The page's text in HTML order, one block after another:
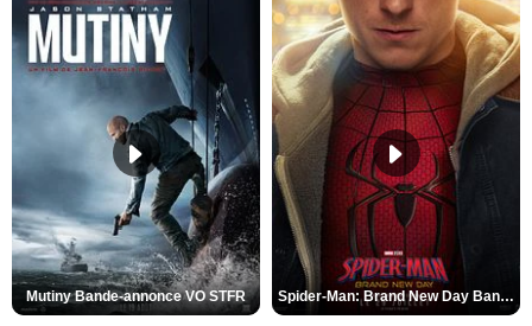
Mutiny Bande-annonce VO STFR Spider-Man: Brand New Day Bande-annonce VO STFR